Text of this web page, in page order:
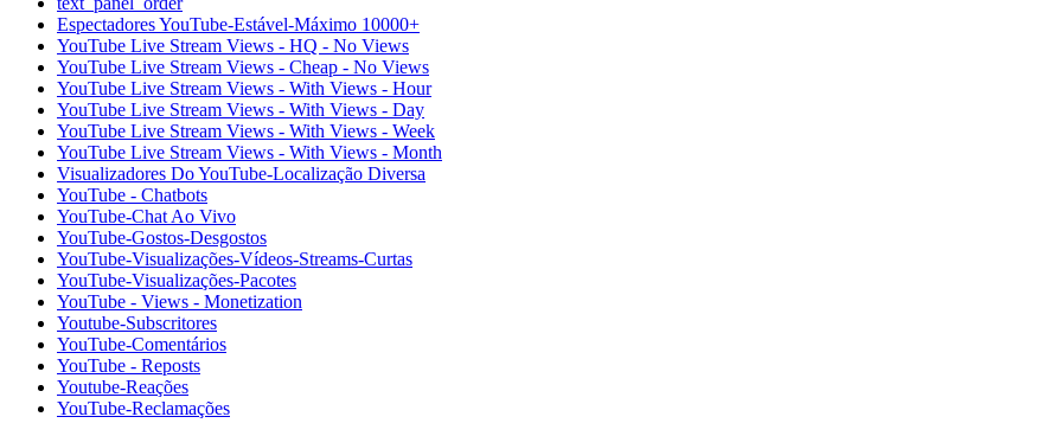
Espectadores YouTube-Estável-Máximo 10000+
YouTube Live Stream Views - HQ - No Views
YouTube Live Stream Views - Cheap - No Views
YouTube Live Stream Views - With Views - Hour
YouTube Live Stream Views - With Views - Day
YouTube Live Stream Views - With Views - Week
YouTube Live Stream Views - With Views - Month
Visualizadores Do YouTube-Localização Diversa
YouTube - Chatbots
YouTube-Chat Ao Vivo
YouTube-Gostos-Desgostos
YouTube-Visualizações-Vídeos-Streams-Curtas
YouTube-Visualizações-Pacotes
YouTube - Views - Monetization
Youtube-Subscritores
YouTube-Comentários
YouTube - Reposts
Youtube-Reações
YouTube-Reclamações